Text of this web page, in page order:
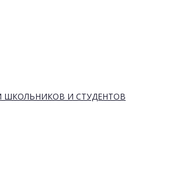
ШКОЛЬНИКОВ И СТУДЕНТОВ